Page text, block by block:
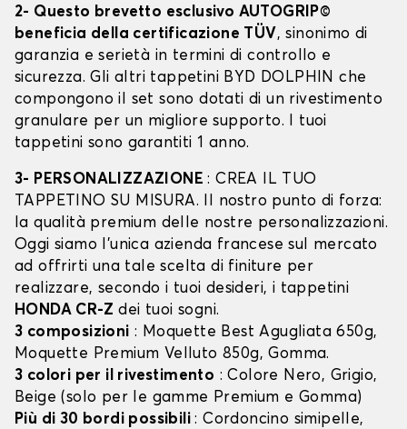
2- Questo brevetto esclusivo AUTOGRIP©
beneficia della certificazione TÜV, sinonimo di
garanzia e serietà in termini di controllo e
sicurezza. Gli altri tappetini BYD DOLPHIN che
compongono il set sono dotati di un rivestimento
granulare per un migliore supporto. I tuoi
tappetini sono garantiti 1 anno.
3- PERSONALIZZAZIONE: CREA IL TUO
TAPPETINO SU MISURA. Il nostro punto di forza:
la qualità premium delle nostre personalizzazioni.
Oggi siamo l’unica azienda francese sul mercato
ad offrirti una tale scelta di finiture per
realizzare, secondo i tuoi desideri, i tappetini
HONDA CR-Z dei tuoi sogni.
3 composizioni : Moquette Best Agugliata 650g,
Moquette Premium Velluto 850g, Gomma.
3 colori per il rivestimento : Colore Nero, Grigio,
Beige (solo per le gamme Premium e Gomma)
Più di 30 bordi possibili: Cordoncino simipelle,